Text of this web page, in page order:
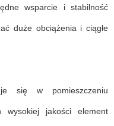
wsparcie i stabilność
duże obciążenia i ciągłe
się w pomieszczeniu
wysokiej jakości element